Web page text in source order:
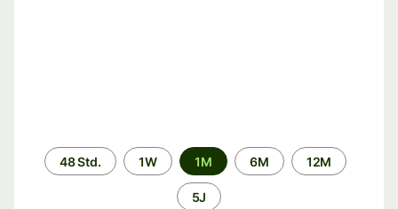
Zeitraum
48 Std. 1W 1M 6M 12M
5J